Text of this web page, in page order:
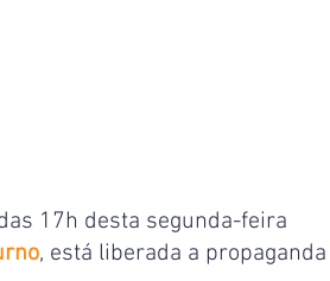
17h desta segunda-feira
, está liberada a propaganda